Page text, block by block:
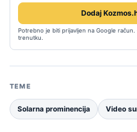
Dodaj
Potrebno je biti prijavljen na Google
trenutku.
TEME
Solarna prominencija Video